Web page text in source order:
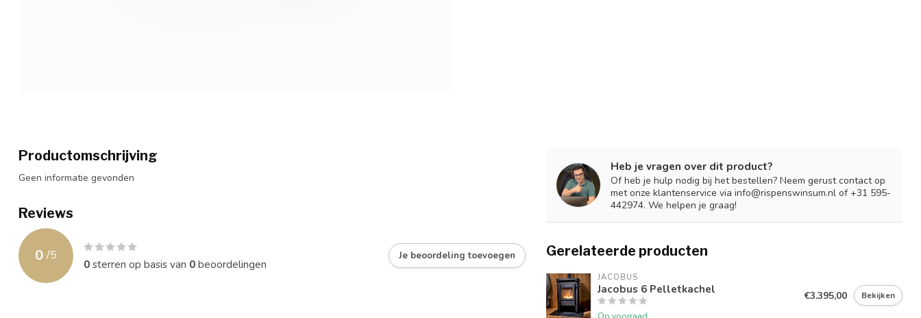
Productomschrijving
Geen informatie gevonden
Reviews
0 /5
0sterren op basis van 0beoordelingen
Je beoordeling toevoegen
Heb je vragen over dit product?
Of heb je hulp nodig bij het bestellen? Neem gerust contact op
met onze klantenservice via info@rispenswinsum.nl of +31 595-
442974. We helpen je graag!
Gerelateerde producten
JACOBUS
Jacobus 6 Pelletkachel
Op voorraad
€3.395,00 Bekijken